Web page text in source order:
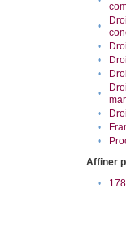
•
•
•
•
•
•
•
•
Affiner
•